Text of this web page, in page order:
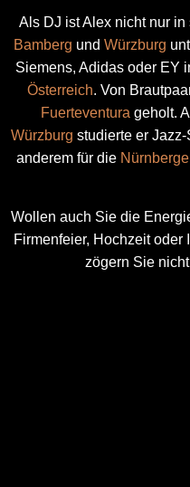
Als DJ ist Alex nicht nur
Bamberg und Würzburg
Siemens, Adidas oder EY
Österreich. Von
Fuerteventura geholt.
Würzburg studierte er
anderem für die
Wollen auch Sie die
Firmenfeier, Hochzeit oder
zögern Sie